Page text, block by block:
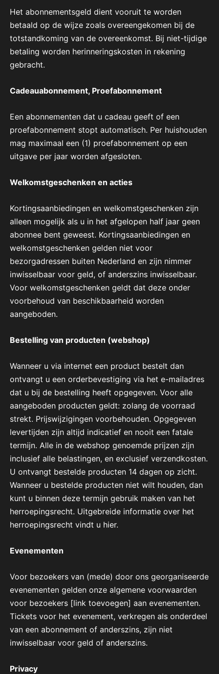
Het abonnementsgeld dient vooruit te worden
betaald op de wijze zoals overeengekomen bij de
totstandkoming van de overeenkomst. Bij niet-tijdige
betaling worden herinneringskosten in rekening
gebracht.
Cadeauabonnement, Proefabonnement
Een abonnementen dat u cadeau geeft of een
proefabonnement stopt automatisch. Per huishouden
mag maximaal een (1) proefabonnement op een
uitgave per jaar worden afgesloten.
Welkomstgeschenken en acties
Kortingsaanbiedingen en welkomstgeschenken zijn
alleen mogelijk als u in het afgelopen half jaar geen
abonnee bent geweest. Kortingsaanbiedingen en
welkomstgeschenken gelden niet voor
bezorgadressen buiten Nederland en zijn nimmer
inwisselbaar voor geld, of anderszins inwisselbaar.
Voor welkomstgeschenken geldt dat deze onder
voorbehoud van beschikbaarheid worden
aangeboden.
Bestelling van producten (webshop)
Wanneer u via internet een product bestelt dan
ontvangt u een orderbevestiging via het e-mailadres
dat u bij de bestelling heeft opgegeven. Voor alle
aangeboden producten geldt: zolang de voorraad
strekt. Prijswijzigingen voorbehouden. Opgegeven
levertijden zijn altijd indicatief en nooit een fatale
termijn. Alle in de webshop genoemde prijzen zijn
inclusief alle belastingen, en exclusief verzendkosten.
U ontvangt bestelde producten 14 dagen op zicht.
Wanneer u bestelde producten niet wilt houden, dan
kunt u binnen deze termijn gebruik maken van het
herroepingsrecht. Uitgebreide informatie over het
herroepingsrecht vindt u hier.
Evenementen
Voor bezoekers van (mede) door ons georganiseerde
evenementen gelden onze algemene voorwaarden
voor bezoekers [link toevoegen] aan evenementen.
Tickets voor het evenement, verkregen als onderdeel
van een abonnement of anderszins, zijn niet
inwisselbaar voor geld of anderszins.
Privacy